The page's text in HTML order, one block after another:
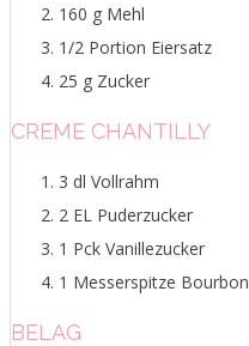
160 g Mehl
1/2 Portion Eiersatz
25 g Zucker
CREME CHANTILLY
3 dl Vollrahm
2 EL Puderzucker
1 Pck Vanillezucker
1 Messerspitze
BELAG